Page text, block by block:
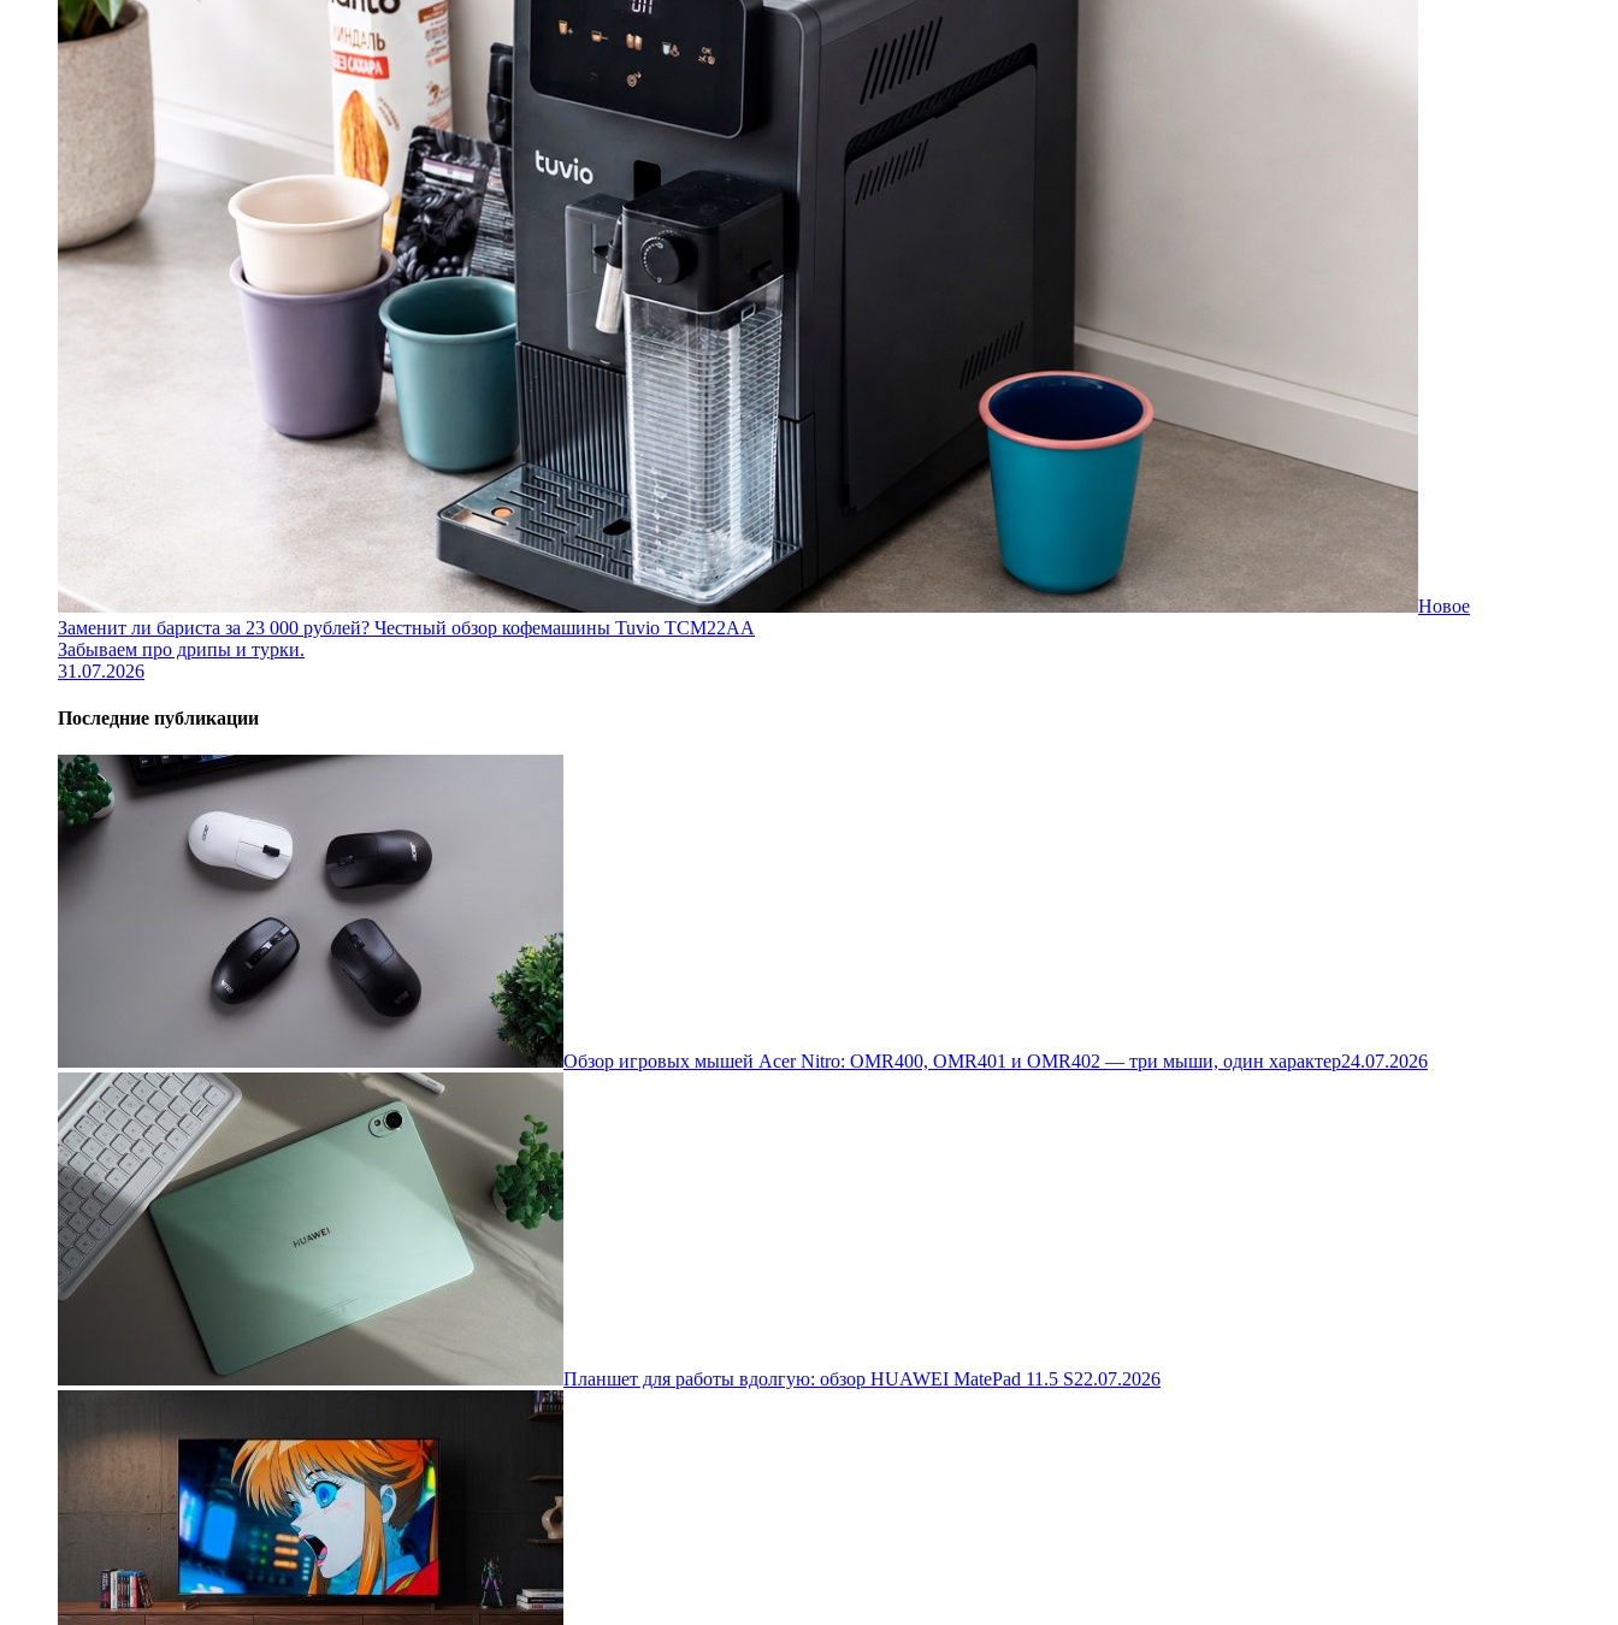
Новое
Заменит ли бариста за 23 000 рублей? Честный обзор кофемашины Tuvio TCM22AA
Забываем про дрипы и турки.
31.07.2026
Последние публикации
Обзор игровых мышей Acer Nitro: OMR400, OMR401 и OMR402 — три мыши, один характер24.07.2026
Планшет для работы вдолгую: обзор HUAWEI MatePad 11.5 S22.07.2026